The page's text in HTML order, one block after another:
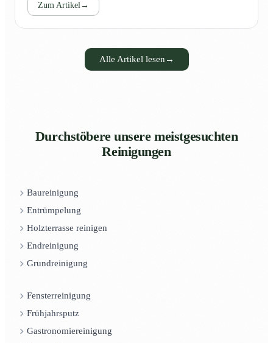
Zum Artikel→
Alle Artikel lesen →
Durchstöbere unsere meistgesuchten
Reinigungen
Baureinigung
Entrümpelung
Holzterrasse reinigen
Endreinigung
Grundreinigung
Fensterreinigung
Frühjahrsputz
Gastronomiereinigung